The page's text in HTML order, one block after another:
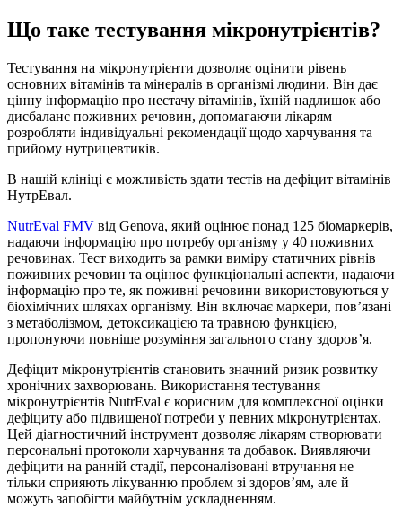
Що таке тестування мікронутрієнтів?
Тестування на мікронутрієнти дозволяє оцінити рівень
основних вітамінів та мінералів в організмі людини. Він дає
цінну інформацію про нестачу вітамінів, їхній надлишок або
дисбаланс поживних речовин, допомагаючи лікарям
розробляти індивідуальні рекомендації щодо харчування та
прийому нутрицевтиків.
В нашій клініці є можливість здати тестів на дефіцит вітамінів
НутрЕвал.
NutrEval FMV від Genova, який оцінює понад 125 біомаркерів,
надаючи інформацію про потребу організму у 40 поживних
речовинах. Тест виходить за рамки виміру статичних рівнів
поживних речовин та оцінює функціональні аспекти, надаючи
інформацію про те, як поживні речовини використовуються у
біохімічних шляхах організму. Він включає маркери, пов’язані
з метаболізмом, детоксикацією та травною функцією,
пропонуючи повніше розуміння загального стану здоров’я.
Дефіцит мікронутрієнтів становить значний ризик розвитку
хронічних захворювань. Використання тестування
мікронутрієнтів NutrEval є корисним для комплексної оцінки
дефіциту або підвищеної потреби у певних мікронутрієнтах.
Цей діагностичний інструмент дозволяє лікарям створювати
персональні протоколи харчування та добавок. Виявляючи
дефіцити на ранній стадії, персоналізовані втручання не
тільки сприяють лікуванню проблем зі здоров’ям, але й
можуть запобігти майбутнім ускладненням.